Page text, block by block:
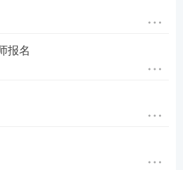
完成后方可报名。建议报考
重新注册，报考时应提前登
信息进行在线核查。报考人
目，选择考试报名时会有相
完成后方可报名。
报名